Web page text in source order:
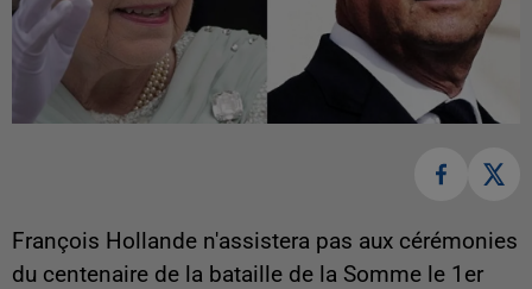
François Hollande n'assistera pas aux cérémonies
du centenaire de la bataille de la Somme le 1er